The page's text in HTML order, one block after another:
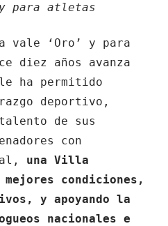
para atletas
vale ‘Oro’ y para
diez años avanza
ha permitido
deportivo,
de sus
con
una Villa
condiciones,
y apoyando la
nacionales e